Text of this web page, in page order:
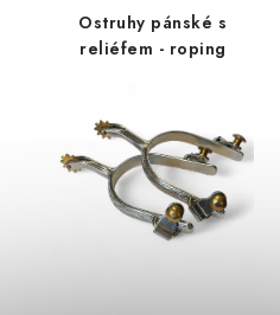
Ostruhy pánské s
reliéfem - roping